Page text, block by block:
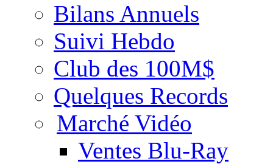
Bilans Annuels
Suivi Hebdo
Club des 100M$
Quelques Records
Marché Vidéo
Ventes Blu-Ray